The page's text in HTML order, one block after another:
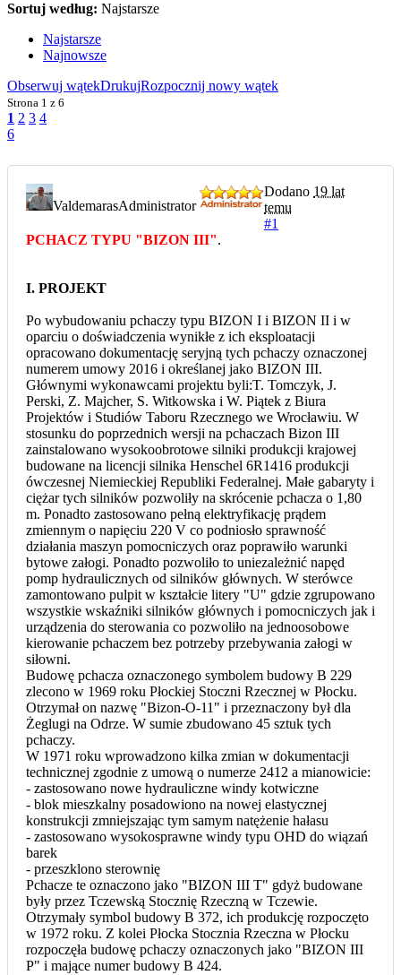
Sortuj według: Najstarsze
Najstarsze
Najnowsze
Obserwuj wątekDrukujRozpocznij nowy wątek
Strona 1 z 6
1 2 3 4
6
ValdemarasAdministrator
Dodano 19 lat
temu
#1
PCHACZ TYPU "BIZON III".
I. PROJEKT
Po wybudowaniu pchaczy typu BIZON I i BIZON II i w
oparciu o doświadczenia wynikłe z ich eksploatacji
opracowano dokumentację seryjną tych pchaczy oznaczonej
numerem umowy 2016 i określanej jako BIZON III.
Głównymi wykonawcami projektu byli:T. Tomczyk, J.
Perski, Z. Majcher, S. Witkowska i W. Piątek z Biura
Projektów i Studiów Taboru Rzecznego we Wrocławiu. W
stosunku do poprzednich wersji na pchaczach Bizon III
zainstalowano wysokoobrotowe silniki produkcji krajowej
budowane na licencji silnika Henschel 6R1416 produkcji
ówczesnej Niemieckiej Republiki Federalnej. Małe gabaryty i
ciężar tych silników pozwoliły na skrócenie pchacza o 1,80
m. Ponadto zastosowano pełną elektryfikację prądem
zmiennym o napięciu 220 V co podniosło sprawność
działania maszyn pomocniczych oraz poprawiło warunki
bytowe załogi. Ponadto pozwoliło to uniezależnić napęd
pomp hydraulicznych od silników głównych. W sterówce
zamontowano pulpit w kształcie litery "U" gdzie zgrupowano
wszystkie wskaźniki silników głównych i pomocniczych jak i
urządzenia do sterowania co pozwoliło na jednoosobowe
kierowanie pchaczem bez potrzeby przebywania załogi w
siłowni.
Budowę pchacza oznaczonego symbolem budowy B 229
zlecono w 1969 roku Płockiej Stoczni Rzecznej w Płocku.
Otrzymał on nazwę "Bizon-O-11" i przeznaczony był dla
Żeglugi na Odrze. W sumie zbudowano 45 sztuk tych
pchaczy.
W 1971 roku wprowadzono kilka zmian w dokumentacji
technicznej zgodnie z umową o numerze 2412 a mianowicie:
- zastosowano nowe hydrauliczne windy kotwiczne
- blok mieszkalny posadowiono na nowej elastycznej
konstrukcji zmniejszając tym samym natężenie hałasu
- zastosowano wysokosprawne windy typu OHD do wiązań
barek
- przeszklono sterownię
Pchacze te oznaczono jako "BIZON III T" gdyż budowane
były przez Tczewską Stocznię Rzeczną w Tczewie.
Otrzymały symbol budowy B 372, ich produkcję rozpoczęto
w 1972 roku. Z kolei Płocka Stocznia Rzeczna w Płocku
rozpoczęła budowę pchaczy oznaczonych jako "BIZON III
P" i mające numer budowy B 424.